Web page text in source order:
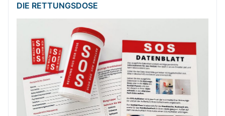
DIE RETTUNGSDOSE